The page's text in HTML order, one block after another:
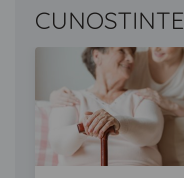
CUNOSTINTE